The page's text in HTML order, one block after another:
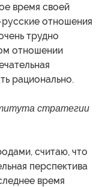
время своей
отношения
трудно
отношении
рационально.
стратегии
считаю, что
перспектива
время